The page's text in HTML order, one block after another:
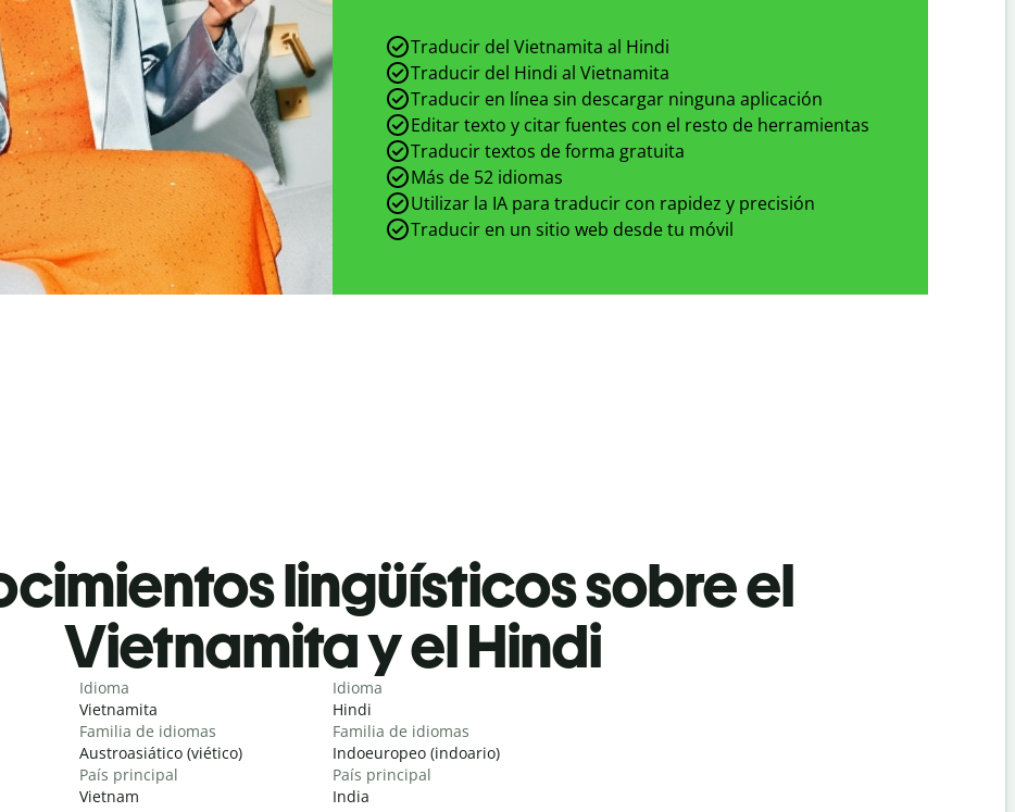
Traducir del Vietnamita al Hindi
Traducir del Hindi al Vietnamita
Traducir en línea sin descargar ninguna aplicación
Editar texto y citar fuentes con el resto de herramientas
Traducir textos de forma gratuita
Más de 52 idiomas
Utilizar la IA para traducir con rapidez y precisión
Traducir en un sitio web desde tu móvil
lingüísticos sobre el
Vietnamita y el Hindi
Idioma
Vietnamita
Familia de idiomas
Austroasiático (viético)
País principal
Vietnam
Idioma
Hindi
Familia de idiomas
Indoeuropeo (indoario)
País principal
India